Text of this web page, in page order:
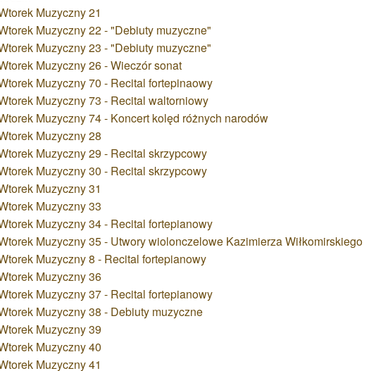
Muzyczny 21
Muzyczny 22 - "Debiuty muzyczne"
Muzyczny 23 - "Debiuty muzyczne"
Muzyczny 26 - Wieczór sonat
Muzyczny 70 - Recital fortepinaowy
Muzyczny 73 - Recital waltorniowy
Muzyczny 74 - Koncert kolęd różnych narodów
Muzyczny 28
Muzyczny 29 - Recital skrzypcowy
Muzyczny 30 - Recital skrzypcowy
Muzyczny 31
Muzyczny 33
Muzyczny 34 - Recital fortepianowy
Muzyczny 35 - Utwory wiolonczelowe Kazimierza Wiłkomirskiego
Muzyczny 8 - Recital fortepianowy
Muzyczny 36
Muzyczny 37 - Recital fortepianowy
Muzyczny 38 - Debiuty muzyczne
Muzyczny 39
Muzyczny 40
Muzyczny 41